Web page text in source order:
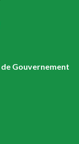
Gouvernement